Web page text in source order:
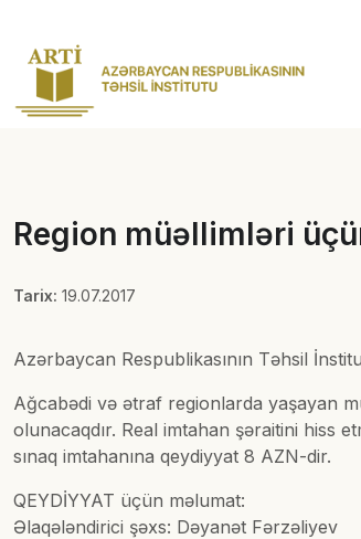
Region müəllimləri
Tarix: 19.07.2017
Azərbaycan Respublikasının Təhsil
Ağcabədi və ətraf regionlarda yaşayan
olunacaqdır. Real imtahan şəraitini hiss
sınaq imtahanına qeydiyyat 8 AZN-dir.
QEYDİYYAT üçün məlumat:
Əlaqələndirici şəxs: Dəyanət Fərzəliyev